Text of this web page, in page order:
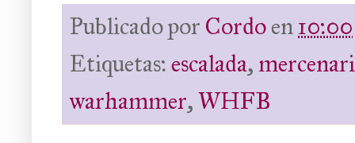
Publicado por Cordoen10:00
Etiquetas:escalada,
warhammer,WHFB